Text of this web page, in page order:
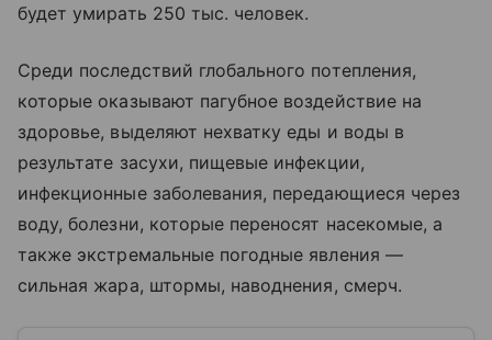
будет умирать 250 тыс. человек.
Среди последствий глобального потепления,
которые оказывают пагубное воздействие на
здоровье, выделяют нехватку еды и воды в
результате засухи, пищевые инфекции,
инфекционные заболевания, передающиеся через
воду, болезни, которые переносят насекомые, а
также экстремальные погодные явления —
сильная жара, штормы, наводнения, смерч.